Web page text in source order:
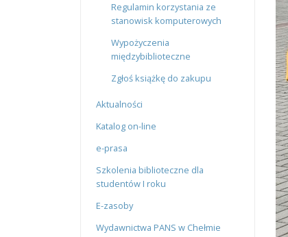
Regulamin korzystania ze
stanowisk komputerowych
Wypożyczenia
międzybiblioteczne
Zgłoś książkę do zakupu
Aktualności
Katalog on-line
e-prasa
Szkolenia biblioteczne dla
studentów I roku
E-zasoby
Wydawnictwa PANS w Chełmie